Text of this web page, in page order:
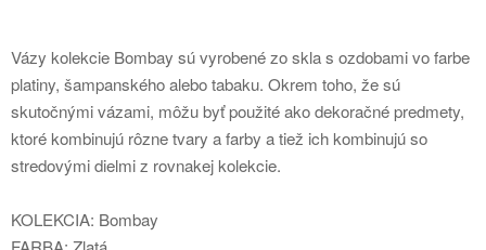
Vázy kolekcie Bombay sú vyrobené zo skla s ozdobami vo farbe
platiny, šampanského alebo tabaku. Okrem toho, že sú
skutočnými vázami, môžu byť použité ako dekoračné predmety,
ktoré kombinujú rôzne tvary a farby a tiež ich kombinujú so
stredovými dielmi z rovnakej kolekcie.
KOLEKCIA: Bombay